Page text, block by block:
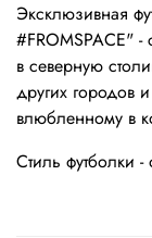
Эксклюзивная
#FROMSPACE"
в северную
других городов
влюбленному в
Стиль футболки -